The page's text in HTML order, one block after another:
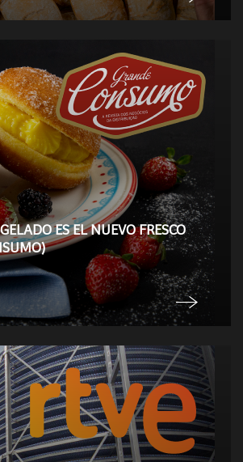
ES EL NUEVO FRESCO